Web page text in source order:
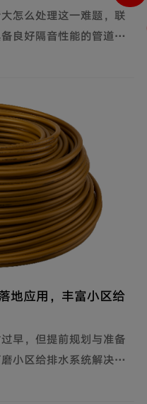
怎么处理这一难题，联
良好隔音性能的管道系
环境带来的影响，付诸
地应用，丰富小区给
早，但提前规划与准备
小区给排水系统解决方
采暖管，既满足家庭冬